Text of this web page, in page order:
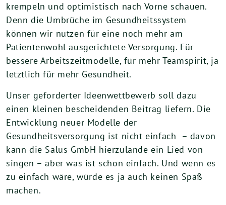
krempeln und optimistisch nach Vorne schauen.
Denn die Umbrüche im Gesundheitssystem
können wir nutzen für eine noch mehr am
Patientenwohl ausgerichtete Versorgung. Für
bessere Arbeitszeitmodelle, für mehr Teamspirit, ja
letztlich für mehr Gesundheit.
Unser geforderter Ideenwettbewerb soll dazu
einen kleinen bescheidenden Beitrag liefern. Die
Entwicklung neuer Modelle der
Gesundheitsversorgung ist nicht einfach – davon
kann die Salus GmbH hierzulande ein Lied von
singen – aber was ist schon einfach. Und wenn es
zu einfach wäre, würde es ja auch keinen Spaß
machen.